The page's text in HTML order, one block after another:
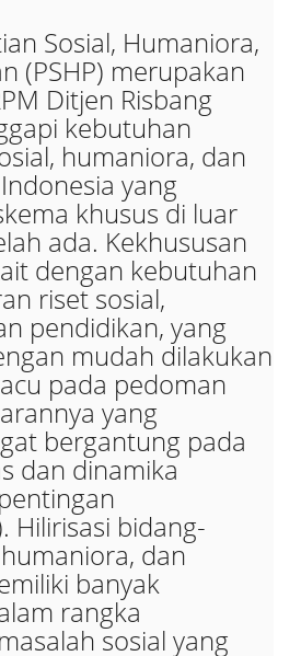
Sosial, Humaniora,
(PSHP) merupakan
Ditjen Risbang
kebutuhan
humaniora, dan
yang
khusus di luar
ada. Kekhususan
dengan kebutuhan
riset sosial,
pendidikan, yang
mudah dilakukan
pada pedoman
yang
bergantung pada
dan dinamika
Hilirisasi bidang-
dan
banyak
rangka
sosial yang